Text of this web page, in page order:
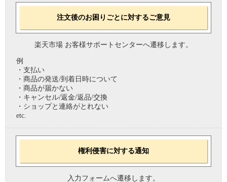
注文後のお困りごとに対するご意見
楽天市場 お客様サポートセンターへ遷移します。
例
・支払い
・商品の発送/到着日時について
・商品が届かない
・キャンセル/返金/返品/交換
・ショップと連絡がとれない
etc.
権利侵害に対する通知
入力フォームへ遷移します。